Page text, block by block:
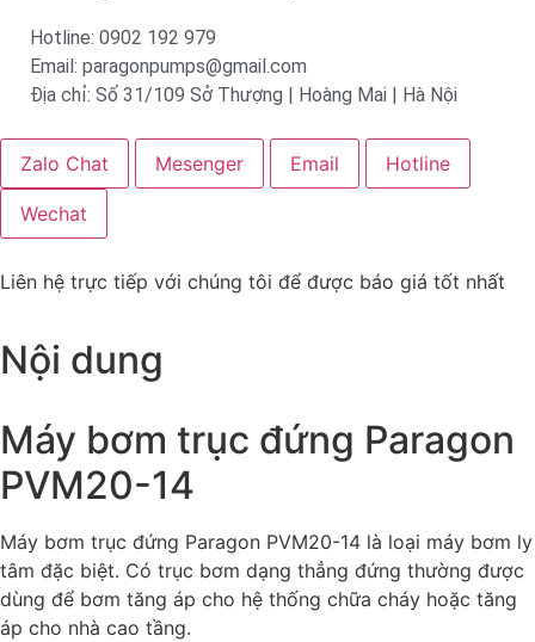
Hotline: 0902 192 979
Email: paragonpumps@gmail.com
Địa chỉ: Số 31/109 Sở Thượng | Hoàng Mai | Hà Nội
Zalo Chat Mesenger Email Hotline
Wechat
Liên hệ trực tiếp với chúng tôi để được báo giá tốt nhất
Nội dung
Máy bơm trục đứng Paragon
PVM20-14
Máy bơm trục đứng Paragon PVM20-14 là loại máy bơm ly
tâm đặc biệt. Có trục bơm dạng thẳng đứng thường được
dùng để bơm tăng áp cho hệ thống chữa cháy hoặc tăng
áp cho nhà cao tầng.